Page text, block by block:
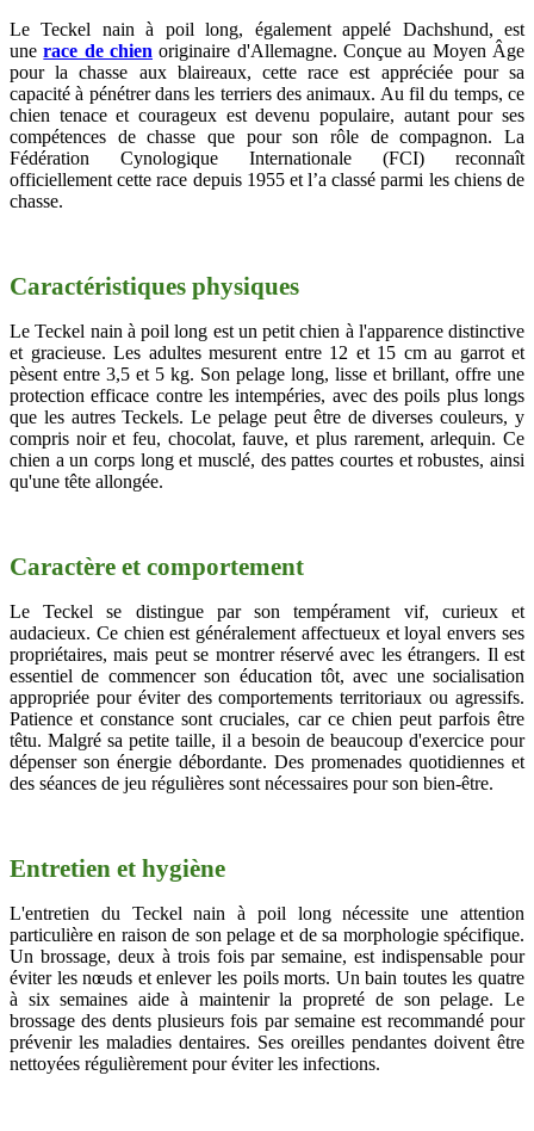
Le Teckel nain à poil long, également appelé Dachshund, est
unerace de chien originaire d'Allemagne. Conçue au Moyen Âge
pour la chasse aux blaireaux, cette race est appréciée pour sa
capacité à pénétrer dans les terriers des animaux. Au fil du temps, ce
chien tenace et courageux est devenu populaire, autant pour ses
compétences de chasse que pour son rôle de compagnon. La
Fédération Cynologique Internationale (FCI) reconnaît
officiellement cette race depuis 1955 et l’a classé parmi les chiens de
chasse.
Caractéristiques physiques
Le Teckel nain à poil long est un petit chien à l'apparence distinctive
et gracieuse. Les adultes mesurent entre 12 et 15 cm au garrot et
pèsent entre 3,5 et 5 kg. Son pelage long, lisse et brillant, offre une
protection efficace contre les intempéries, avec des poils plus longs
que les autres Teckels. Le pelage peut être de diverses couleurs, y
compris noir et feu, chocolat, fauve, et plus rarement, arlequin. Ce
chien a un corps long et musclé, des pattes courtes et robustes, ainsi
qu'une tête allongée.
Caractère et comportement
Le Teckel se distingue par son tempérament vif, curieux et
audacieux. Ce chien est généralement affectueux et loyal envers ses
propriétaires, mais peut se montrer réservé avec les étrangers. Il est
essentiel de commencer son éducation tôt, avec une socialisation
appropriée pour éviter des comportements territoriaux ou agressifs.
Patience et constance sont cruciales, car ce chien peut parfois être
têtu. Malgré sa petite taille, il a besoin de beaucoup d'exercice pour
dépenser son énergie débordante. Des promenades quotidiennes et
des séances de jeu régulières sont nécessaires pour son bien-être.
Entretien et hygiène
L'entretien du Teckel nain à poil long nécessite une attention
particulière en raison de son pelage et de sa morphologie spécifique.
Un brossage, deux à trois fois par semaine, est indispensable pour
éviter les nœuds et enlever les poils morts. Un bain toutes les quatre
à six semaines aide à maintenir la propreté de son pelage. Le
brossage des dents plusieurs fois par semaine est recommandé pour
prévenir les maladies dentaires. Ses oreilles pendantes doivent être
nettoyées régulièrement pour éviter les infections.